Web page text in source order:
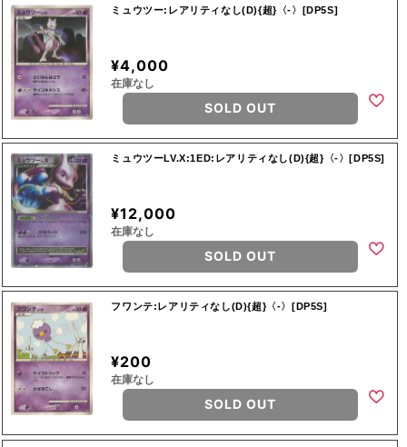
ミュウツー:レアリティなし(D){超}〈-〉[DP5S]
¥4,000
在庫なし
SOLD OUT
ミュウツーLV.X:1ED:レアリティなし(D){超}〈-〉[DP5S]
¥12,000
在庫なし
SOLD OUT
フワンテ:レアリティなし(D){超}〈-〉[DP5S]
¥200
在庫なし
SOLD OUT